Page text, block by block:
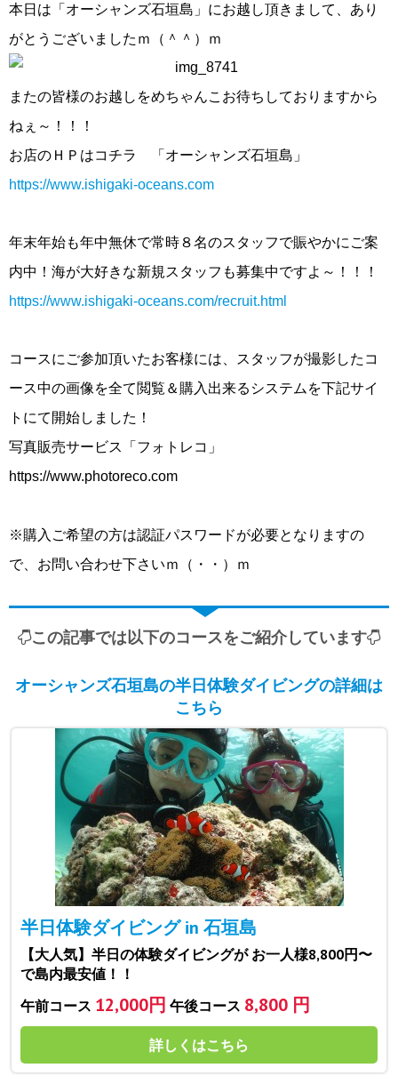
本日は「オーシャンズ石垣島」にお越し頂きまして、あり
がとうございましたｍ（＾＾）ｍ
またの皆様のお越しをめちゃんこお待ちしておりますから
ねぇ～！！！
お店のＨＰはコチラ 「オーシャンズ石垣島」
https://www.ishigaki-oceans.com
年末年始も年中無休で常時８名のスタッフで賑やかにご案
内中！海が大好きな新規スタッフも募集中ですよ～！！！
https://www.ishigaki-oceans.com/recruit.html
コースにご参加頂いたお客様には、スタッフが撮影したコ
ース中の画像を全て閲覧＆購入出来るシステムを下記サイ
トにて開始しました！
写真販売サービス「フォトレコ」
https://www.photoreco.com
※購入ご希望の方は認証パスワードが必要となりますの
で、お問い合わせ下さいｍ（・・）ｍ
この記事では以下のコースをご紹介しています
オーシャンズ石垣島の半日体験ダイビングの詳細は
こちら
半日体験ダイビング in 石垣島
【大人気】半日の体験ダイビングが お一人様8,800円〜
で島内最安値！！
午前コース 12,000円 午後コース 8,800 円
詳しくはこちら